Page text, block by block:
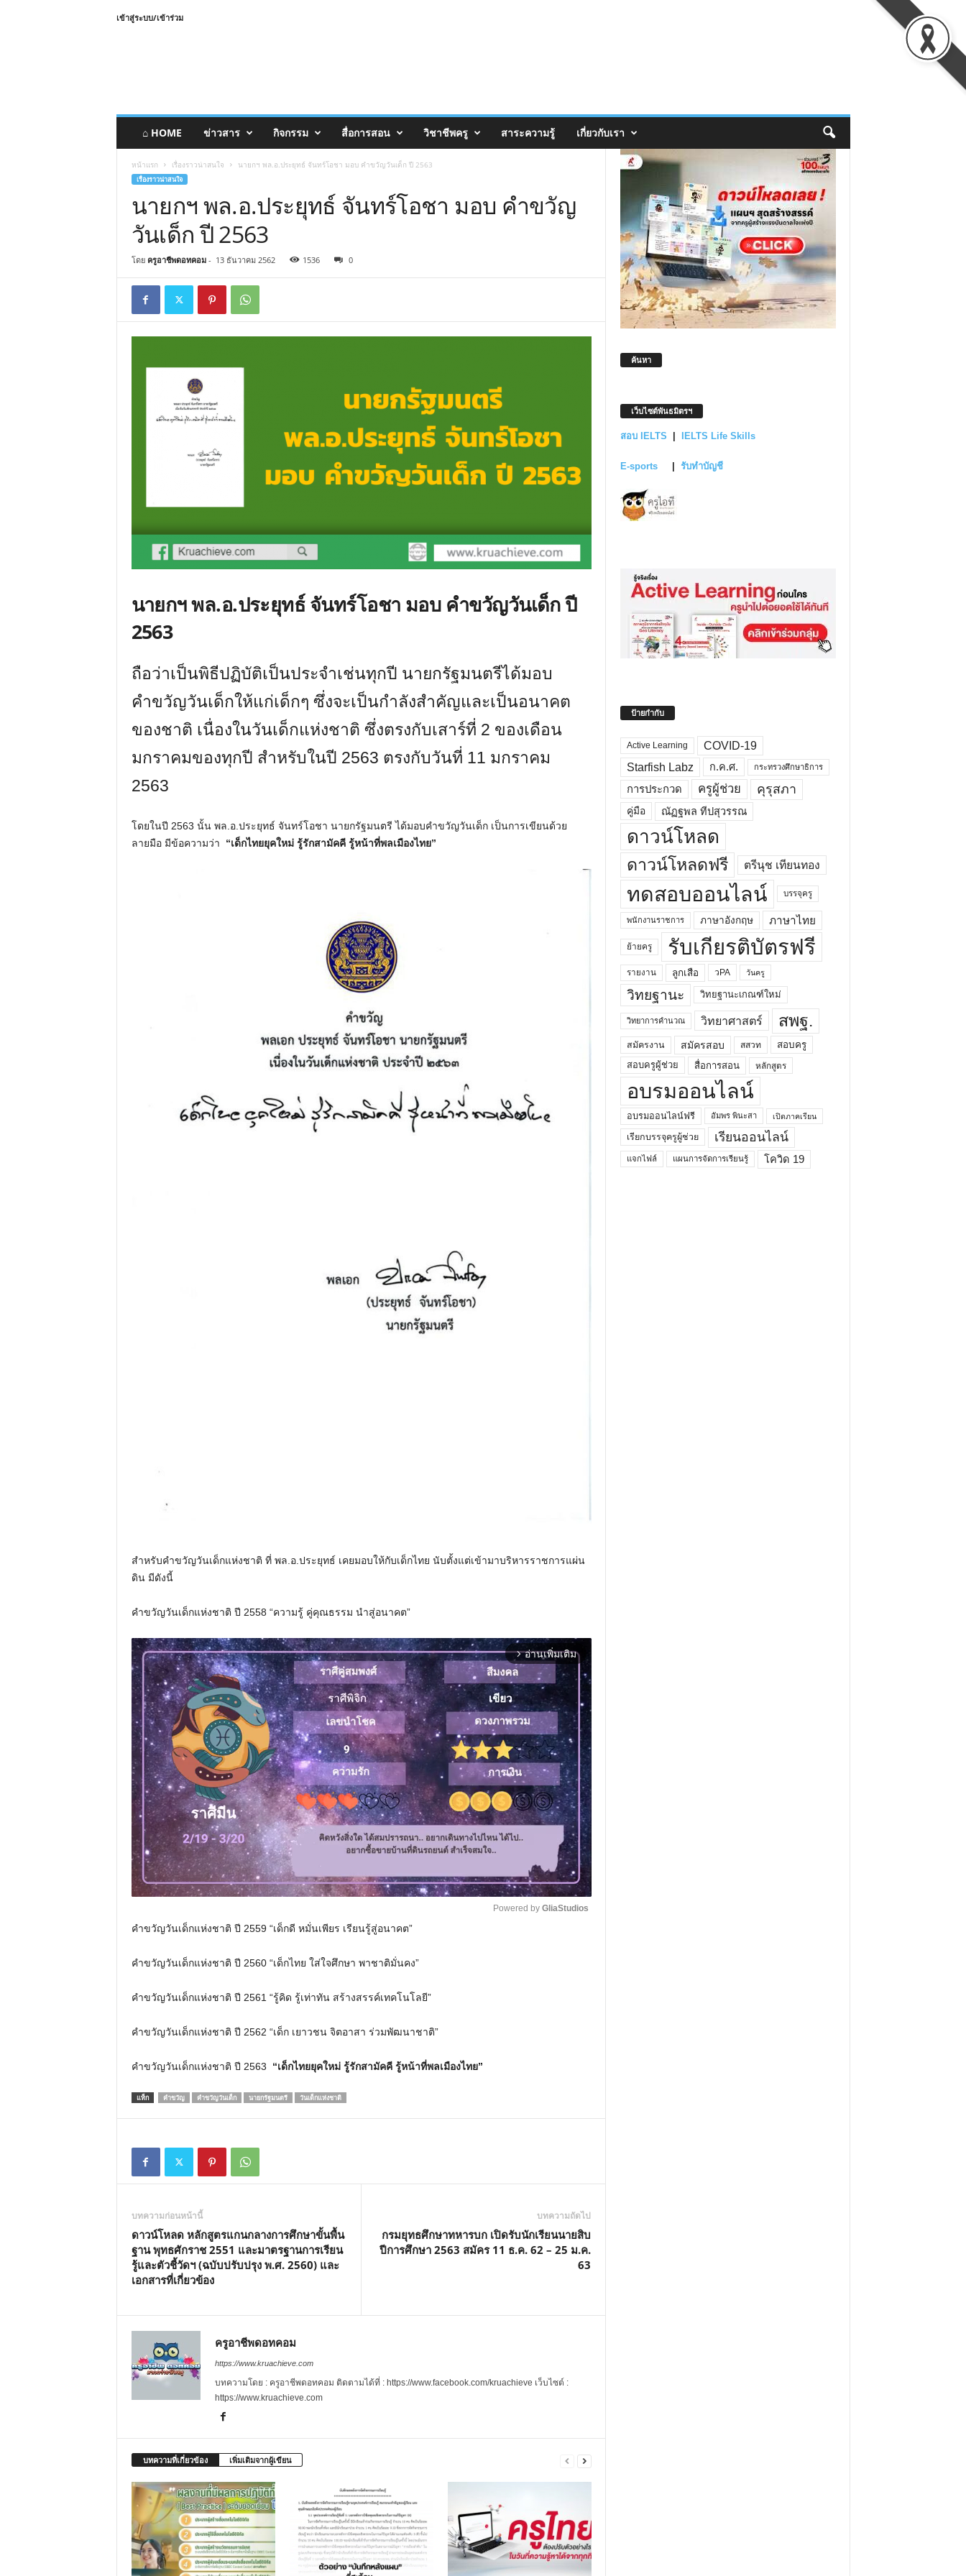
เข้าสู่ระบบ/เข้าร่วม
⌂ HOME ข่าวสาร กิจกรรม สื่อการสอน วิชาชีพครู สาระความรู้ เกี่ยวกับเรา
หน้าแรก เรื่องราวน่าสนใจ นายกฯ พล.อ.ประยุทธ์ จันทร์โอชา มอบ คำขวัญวันเด็ก ปี 2563
เรื่องราวน่าสนใจ
นายกฯ พล.อ.ประยุทธ์ จันทร์โอชา มอบ คำขวัญ
วันเด็ก ปี 2563
โดย ครูอาชีพดอทคอม- 13 ธันวาคม 2562 1536 0
นายกฯ พล.อ.ประยุทธ์ จันทร์โอชา มอบ คำขวัญวันเด็ก ปี
2563
ถือว่าเป็นพิธีปฏิบัติเป็นประจำเช่นทุกปี นายกรัฐมนตรีได้มอบ
คำขวัญวันเด็กให้แก่เด็กๆ ซึ่งจะเป็นกำลังสำคัญและเป็นอนาคต
ของชาติ เนื่องในวันเด็กแห่งชาติ ซึ่งตรงกับเสาร์ที่ 2 ของเดือน
มกราคมของทุกปี สำหรับในปี 2563 ตรงกับวันที่ 11 มกราคม
2563
โดยในปี 2563 นั้น พล.อ.ประยุทธ์ จันทร์โอชา นายกรัฐมนตรี ได้มอบคำขวัญวันเด็ก เป็นการเขียนด้วย
ลายมือ มีข้อความว่า “เด็กไทยยุคใหม่ รู้รักสามัคคี รู้หน้าที่พลเมืองไทย”
สำหรับคำขวัญวันเด็กแห่งชาติ ที่ พล.อ.ประยุทธ์ เคยมอบให้กับเด็กไทย นับตั้งแต่เข้ามาบริหารราชการแผ่น
ดิน มีดังนี้
คำขวัญวันเด็กแห่งชาติ ปี 2558 “ความรู้ คู่คุณธรรม นำสู่อนาคต”
arrow_forward_ios อ่านเพิ่มเติม
Powered by GliaStudios
คำขวัญวันเด็กแห่งชาติ ปี 2559 “เด็กดี หมั่นเพียร เรียนรู้สู่อนาคต”
คำขวัญวันเด็กแห่งชาติ ปี 2560 “เด็กไทย ใส่ใจศึกษา พาชาติมั่นคง”
คำขวัญวันเด็กแห่งชาติ ปี 2561 “รู้คิด รู้เท่าทัน สร้างสรรค์เทคโนโลยี”
คำขวัญวันเด็กแห่งชาติ ปี 2562 “เด็ก เยาวชน จิตอาสา ร่วมพัฒนาชาติ”
คำขวัญวันเด็กแห่งชาติ ปี 2563 “เด็กไทยยุคใหม่ รู้รักสามัคคี รู้หน้าที่พลเมืองไทย”
แท็ก คำขวัญ คำขวัญวันเด็ก นายกรัฐมนตรี วันเด็กแห่งชาติ
บทความก่อนหน้านี้
ดาวน์โหลด หลักสูตรแกนกลางการศึกษาขั้นพื้น
ฐาน พุทธศักราช 2551 และมาตรฐานการเรียน
รู้และตัวชี้วัดฯ (ฉบับปรับปรุง พ.ศ. 2560) และ
เอกสารที่เกี่ยวข้อง
บทความถัดไป
กรมยุทธศึกษาทหารบก เปิดรับนักเรียนนายสิบ
ปีการศึกษา 2563 สมัคร 11 ธ.ค. 62 – 25 ม.ค.
63
ครูอาชีพดอทคอม
https://www.kruachieve.com
บทความโดย : ครูอาชีพดอทคอม ติดตามได้ที่ : https://www.facebook.com/kruachieve เว็บไซต์ :
https://www.kruachieve.com
บทความที่เกี่ยวข้อง เพิ่มเติมจากผู้เขียน
ค้นหา
เว็บไซต์พันธมิตรฯ
สอบ IELTS IELTS Life Skills
E-sports รับทำบัญชี
ป้ายกำกับ
Active Learning
COVID-19
Starfish Labz
ก.ค.ศ. กระทรวงศึกษาธิการ
การประกวด ครูผู้ช่วย คุรุสภา
คู่มือ ณัฏฐพล ทีปสุวรรณ
ดาวน์โหลด
ดาวน์โหลดฟรี ตรีนุช เทียนทอง
ทดสอบออนไลน์ บรรจุครู
พนักงานราชการ ภาษาอังกฤษ ภาษาไทย
ย้ายครู รับเกียรติบัตรฟรี
รายงาน ลูกเสือ วPA วันครู
วิทยฐานะ วิทยฐานะเกณฑ์ใหม่
วิทยาการคำนวณ วิทยาศาสตร์ สพฐ.
สมัครงาน สมัครสอบ สสวท
สอบครู
สอบครูผู้ช่วย
สื่อการสอน หลักสูตร
อบรมออนไลน์
อบรมออนไลน์ฟรี อัมพร พินะสา เปิดภาคเรียน
เรียกบรรจุครูผู้ช่วย เรียนออนไลน์
แจกไฟล์ แผนการจัดการเรียนรู้ โควิด 19